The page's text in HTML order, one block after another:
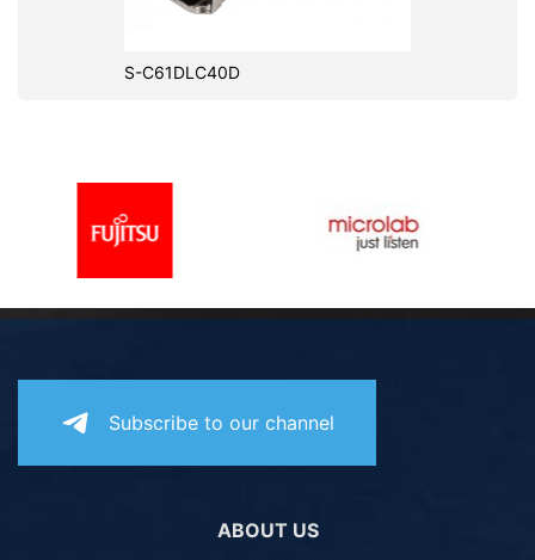
S-C61DLC40D
Subscribe to our channel
ABOUT US